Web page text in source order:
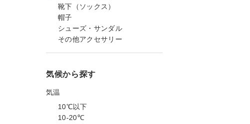
靴下（ソックス）
帽子
シューズ・サンダル
その他アクセサリー
気候から探す
気温
10℃以下
10-20℃